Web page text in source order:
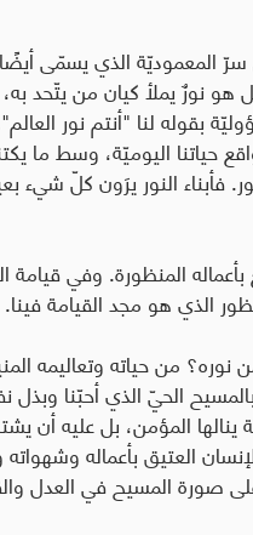
المعموديّة الذي يسمّى
نورٌ يملأ کیان من يتّحد
بقوله لنا "أنتم نور
حياتنا اليوميّة، وسط ما
النور يرَون كلّ شيء
المنظورة. وفي قيامة
الذي هو مجد القيامة فينا.
نوره؟ من حياته وتعاليمه
الحيّ الذي أحبّنا
ينالها المؤمن، بل عليه
العتيق بأعماله وشهواته
صورة المسيح في العدل